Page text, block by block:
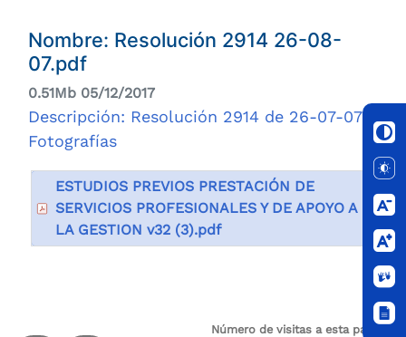
Nombre: Resolución 2914 26-08-
07.pdf
0.51Mb 05/12/2017
Descripción: Resolución 2914 de 26-07-07
Fotografías
ESTUDIOS PREVIOS PRESTACIÓN DE
SERVICIOS PROFESIONALES Y DE APOYO A
LA GESTION v32 (3).pdf
Número de visitas a esta página: